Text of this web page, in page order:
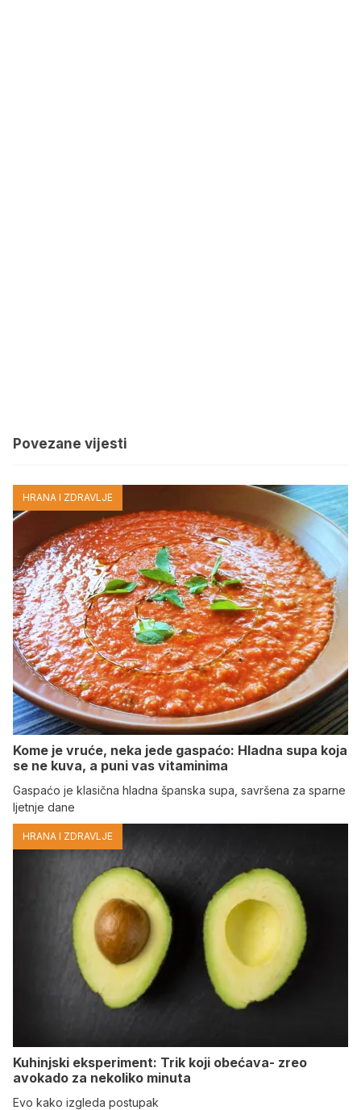
Povezane vijesti
HRANA I ZDRAVLJE
Kome je vruće, neka jede gaspaćo: Hladna supa koja
se ne kuva, a puni vas vitaminima
Gaspaćo je klasična hladna španska supa, savršena za sparne
ljetnje dane
HRANA I ZDRAVLJE
Kuhinjski eksperiment: Trik koji obećava- zreo
avokado za nekoliko minuta
Evo kako izgleda postupak